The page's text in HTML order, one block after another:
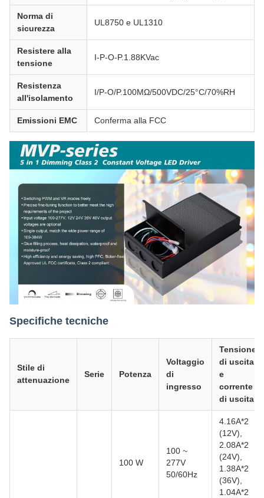
Norma di
sicurezza
UL8750 e UL1310
Resistere alla
tensione
I-P-O-P.1.88KVac
Resistenza
all'isolamento
I/P-O/P.100MΩ/500VDC/25°C/70%RH
Emissioni EMC Conferma alla FCC
Specifiche tecniche
Stile di
attenuazione
Serie Potenza
Voltaggio
di
ingresso
Tensione
di uscita
e
corrente
di uscita
100 W
100 ~
277V
50/60Hz
4.16A*2
(12V),
2.08A*2
(24V),
1.38A*2
(36V),
1.04A*2